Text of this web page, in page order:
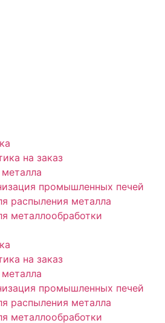
на заказ
промышленных печей
распыления металла
металлообработки
на заказ
промышленных печей
распыления металла
металлообработки